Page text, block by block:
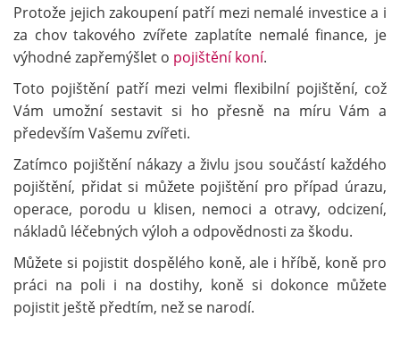
Protože jejich zakoupení patří mezi nemalé investice a i
za chov takového zvířete zaplatíte nemalé finance, je
výhodné zapřemýšlet o pojištění koní.
Toto pojištění patří mezi velmi flexibilní pojištění, což
Vám umožní sestavit si ho přesně na míru Vám a
především Vašemu zvířeti.
Zatímco pojištění nákazy a živlu jsou součástí každého
pojištění, přidat si můžete pojištění pro případ úrazu,
operace, porodu u klisen, nemoci a otravy, odcizení,
nákladů léčebných výloh a odpovědnosti za škodu.
Můžete si pojistit dospělého koně, ale i hříbě, koně pro
práci na poli i na dostihy, koně si dokonce můžete
pojistit ještě předtím, než se narodí.